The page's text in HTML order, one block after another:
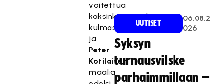
voitettua
kaksinkamppailun
kulmassa,
ja
Peter
Kotilaisen
maalia
UUTISET
06.08.2
026
Syksyn
turnausvilske
parhaimmillaan –